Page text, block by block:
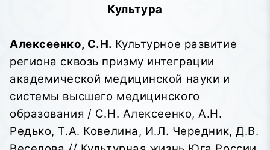
Культура
Алексеенко, С.Н. Культурное развитие
региона сквозь призму интеграции
академической медицинской науки и
системы высшего медицинского
образования / С.Н. Алексеенко, А.Н.
Редько, Т.А. Ковелина, И.Л. Чередник, Д.В.